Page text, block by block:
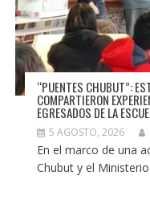
“PUENTES CHUBUT”:
COMPARTIERON
EGRESADOS DE LA
5 AGOSTO, 2026
En el marco de una
Chubut y el Ministerio